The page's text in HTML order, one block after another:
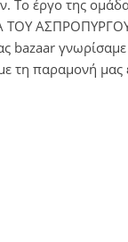
Το έργο της
ΤΟΥ
bazaar
τη παραμονή μας